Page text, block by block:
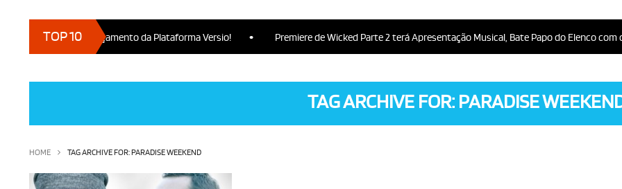
TOP 10
presença no Lançamento da Plataforma Versio! Premiere de Wicked Parte 2 terá Apresentação Musical, Bate Papo do Elenco com o
TAG ARCHIVE FOR: PARADISE
HOME TAG ARCHIVE FOR: PARADISE WEEKEND